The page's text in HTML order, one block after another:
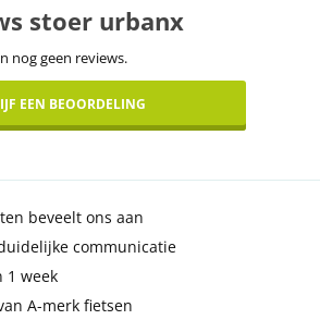
stoer urbanx
nog geen reviews.
EEN BEOORDELING
beveelt ons aan
communicatie
1 week
A-merk fietsen